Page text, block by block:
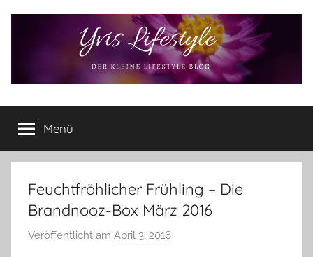
Yvis
Lifestyle
Lifestyle
Blog
–
Lifestyle,
Rezensionen,
Produkttests
und
Menü
Feuchtfröhlicher Frühling – Die
Brandnooz-Box März 2016
Veröffentlicht am April 3, 2016